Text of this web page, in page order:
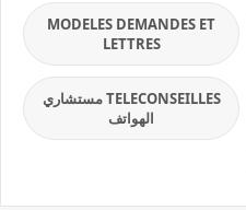
MODELES DEMANDES ET
LETTRES
TELECONSEILLES مستشاري
الهواتف